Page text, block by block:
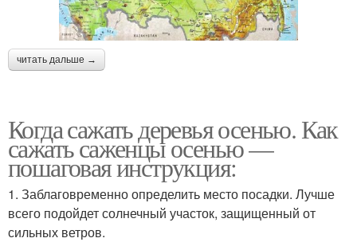
читать дальше →
Когда сажать деревья осенью. Как
сажать саженцы осенью —
пошаговая инструкция:
1. Заблаговременно определить место посадки. Лучше
всего подойдет солнечный участок, защищенный от
сильных ветров.